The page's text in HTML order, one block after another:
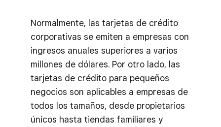
Normalmente, las tarjetas de crédito
corporativas se emiten a empresas con
ingresos anuales superiores a varios
millones de dólares. Por otro lado, las
tarjetas de crédito para pequeños
negocios son aplicables a empresas de
todos los tamaños, desde propietarios
únicos hasta tiendas familiares y